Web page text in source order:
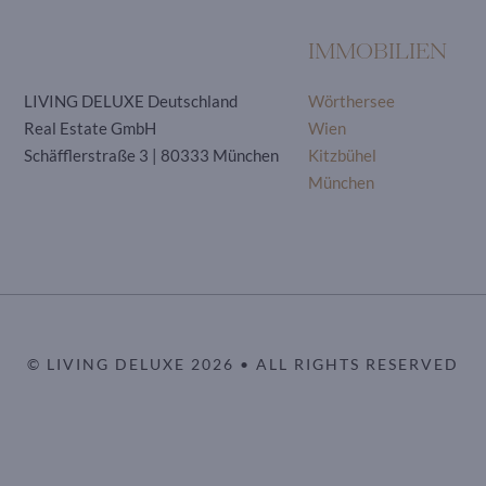
LIVING DELUXE Deutschland
Real Estate GmbH
Schäfflerstraße 3 | 80333 München
IMMOBILIEN
Wörthersee
Wien
Kitzbühel
München
© LIVING DELUXE 2026 • ALL RIGHTS RESERVED